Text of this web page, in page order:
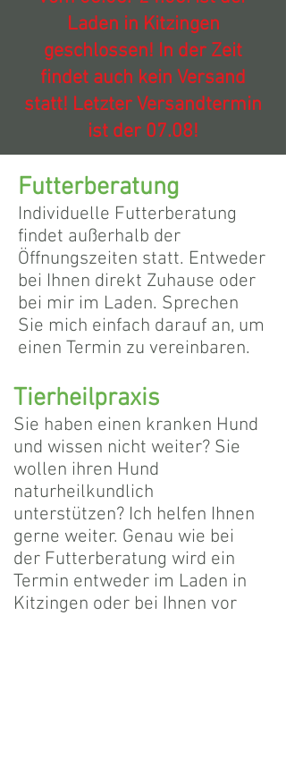
Laden in Kitzingen
geschlossen! In der Zeit
findet auch kein Versand
statt! Letzter Versandtermin
ist der 07.08!
Futterberatung
Individuelle Futterberatung
findet außerhalb der
Öffnungszeiten statt. Entweder
bei Ihnen direkt Zuhause oder
bei mir im Laden. Sprechen
Sie mich einfach darauf an, um
einen Termin zu vereinbaren.
Tierheilpraxis
Sie haben einen kranken Hund
und wissen nicht weiter? Sie
wollen ihren Hund
naturheilkundlich
unterstützen? Ich helfen Ihnen
gerne weiter. Genau wie bei
der Futterberatung wird ein
Termin entweder im Laden in
Kitzingen oder bei Ihnen vor